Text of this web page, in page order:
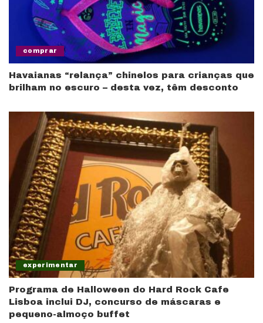
comprar
Havaianas “relança” chinelos para crianças que
brilham no escuro – desta vez, têm desconto
experimentar
Programa de Halloween do Hard Rock Cafe
Lisboa inclui DJ, concurso de máscaras e
pequeno-almoço buffet